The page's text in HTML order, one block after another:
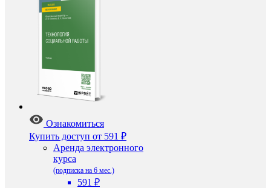
Ознакомиться
Купить доступ от 591 ₽
Аренда электронного
курса
(подписка на 6 мес.)
591 ₽